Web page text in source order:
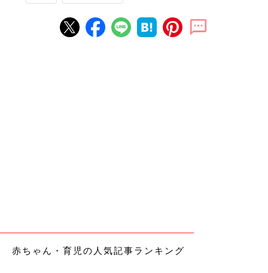
赤ちゃん・育児の人気記事ランキング